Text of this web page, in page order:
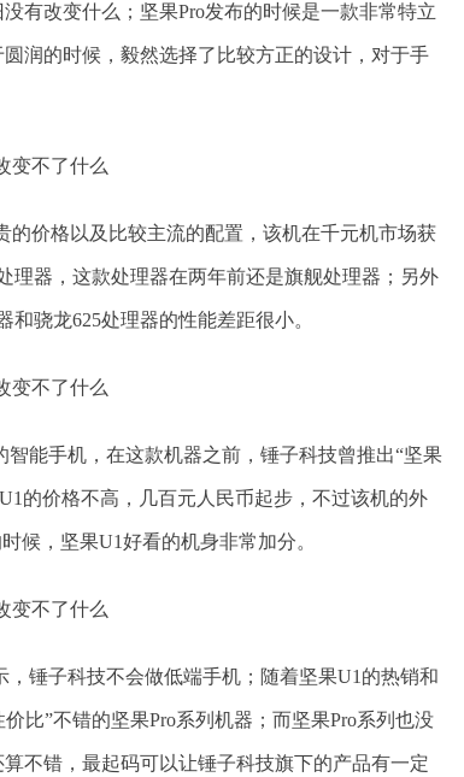
有改变什么；坚果Pro发布的时候是一款非常特立
润的时候，毅然选择了比较方正的设计，对于手
的价格以及比较主流的配置，该机在千元机市场获
理器，这款处理器在两年前还是旗舰处理器；另外
骁龙625处理器的性能差距很小。
智能手机，在这款机器之前，锤子科技曾推出“坚果
的价格不高，几百元人民币起步，不过该机的外
候，坚果U1好看的机身非常加分。
锤子科技不会做低端手机；随着坚果U1的热销和
比”不错的坚果Pro系列机器；而坚果Pro系列也没
不错，最起码可以让锤子科技旗下的产品有一定